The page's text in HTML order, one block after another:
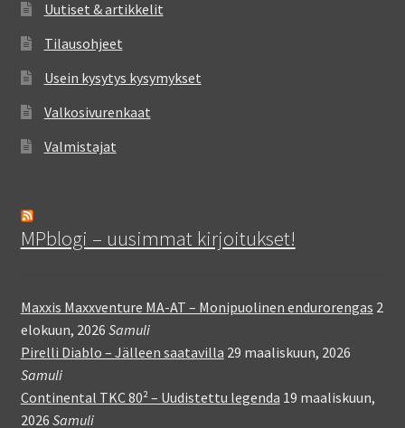
Uutiset & artikkelit
Tilausohjeet
Usein kysytys kysymykset
Valkosivurenkaat
Valmistajat
MPblogi – uusimmat kirjoitukset!
Maxxis Maxxventure MA-AT – Monipuolinen endurorengas 2
elokuun, 2026 Samuli
Pirelli Diablo – Jälleen saatavilla 29 maaliskuun, 2026
Samuli
Continental TKC 80² – Uudistettu legenda 19 maaliskuun,
2026 Samuli